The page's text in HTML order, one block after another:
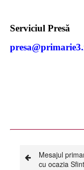
Serviciul Presă
Mesajul
cu ocazia